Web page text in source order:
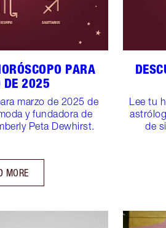
PARA
DE 2025
marzo de 2025 de
y fundadora de
Peta Dewhirst.
MORE
Lee tu
de